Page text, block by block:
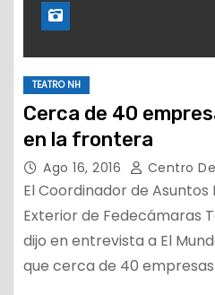
TEATRO NH
Cerca de 40
en la frontera
Ago 16, 2016 Centro
El Coordinador de
Exterior de Fedecámaras
dijo en entrevista a El
que cerca de 40